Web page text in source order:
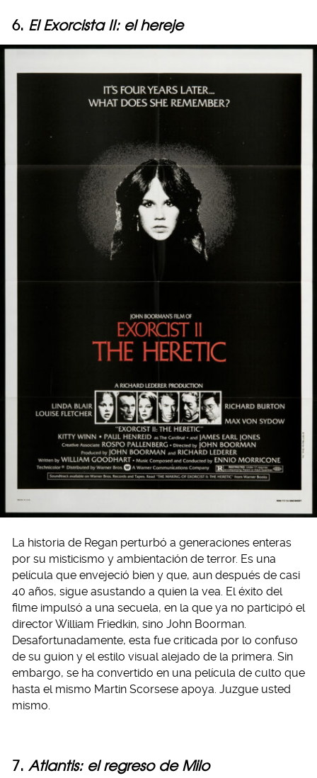
6. El Exorcista II: el hereje
La historia de Regan perturbó a generaciones enteras
por su misticismo y ambientación de terror. Es una
película que envejeció bien y que, aun después de casi
40 años, sigue asustando a quien la vea. El éxito del
filme impulsó a una secuela, en la que ya no participó el
director William Friedkin, sino John Boorman.
Desafortunadamente, esta fue criticada por lo confuso
de su guion y el estilo visual alejado de la primera. Sin
embargo, se ha convertido en una película de culto que
hasta el mismo Martin Scorsese apoya. Juzgue usted
mismo.
7. Atlantis: el regreso de Milo